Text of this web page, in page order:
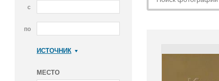
с
по
ИСТОЧНИК
МЕСТО